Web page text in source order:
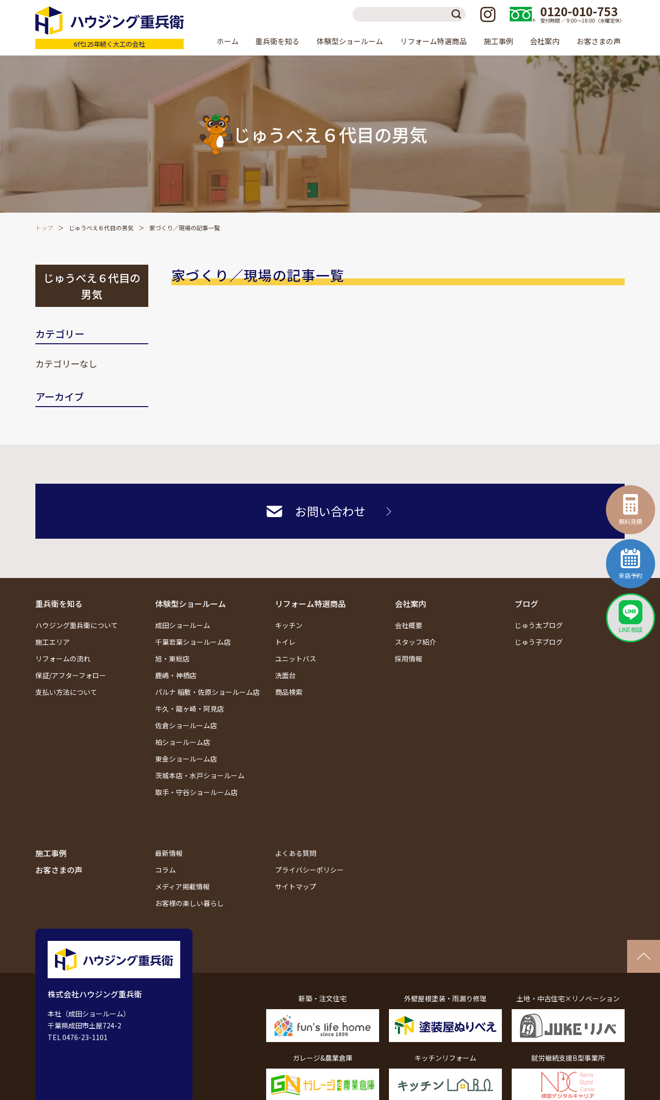
6代125年続く大工の会社
0120-010-753
受付時間 ／ 9:00〜18:00（水曜定休）
ホーム 重兵衛を知る 体験型ショールーム リフォーム特選商品 施工事例 会社案内 お客さまの声
じゅうべえ６代目の男気
トップ じゅうべえ６代目の男気 家づくり／現場の記事一覧
家づくり／現場の記事一覧
じゅうべえ６代目の
男気
カテゴリー
カテゴリーなし
アーカイブ
お問い合わせ
重兵衛を知る
ハウジング重兵衛について
施工エリア
リフォームの流れ
保証/アフターフォロー
支払い方法について
体験型ショールーム
成田ショールーム
千葉若葉ショールーム店
旭・東総店
鹿嶋・神栖店
パルナ 稲敷・佐原ショールーム店
牛久・龍ヶ崎・阿見店
佐倉ショールーム店
柏ショールーム店
東金ショールーム店
茨城本店・水戸ショールーム
取手・守谷ショールーム店
リフォーム特選商品
キッチン
トイレ
ユニットバス
洗面台
商品検索
会社案内
会社概要
スタッフ紹介
採用情報
ブログ
じゅう太ブログ
じゅう子ブログ
施工事例
お客さまの声
最新情報
コラム
メディア掲載情報
お客様の楽しい暮らし
よくある質問
プライバシーポリシー
サイトマップ
株式会社ハウジング重兵衛
本社（成田ショールーム）
千葉県成田市土屋724-2
TEL 0476-23-1101
新築・注文住宅 外壁屋根塗装・雨漏り修理 土地・中古住宅×リノベーション
ガレージ&農業倉庫 キッチンリフォーム 就労継続支援B型事業所
無料見積
来店予約
LINE相談